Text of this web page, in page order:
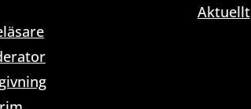
Aktuellt